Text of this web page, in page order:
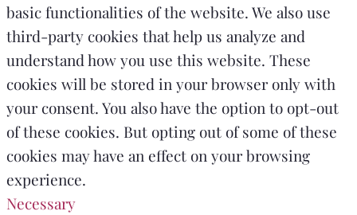
basic functionalities of the website. We also use
third-party cookies that help us analyze and
understand how you use this website. These
cookies will be stored in your browser only with
your consent. You also have the option to opt-out
of these cookies. But opting out of some of these
cookies may have an effect on your browsing
experience.
Necessary